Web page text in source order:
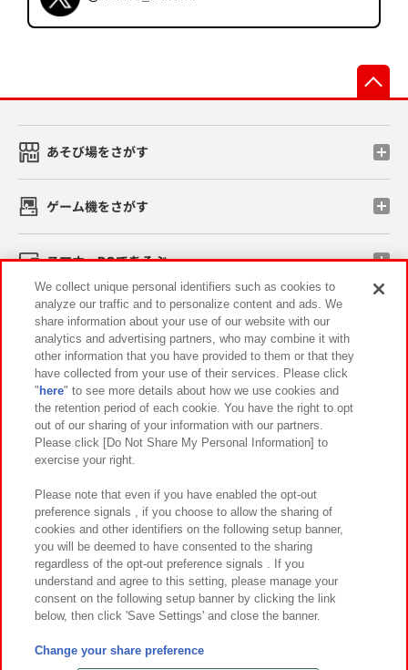
あそび場をさがす
ゲーム機をさがす
スマホ・PCであそぶ
イベント・キャンペーン
関連会社 サステナビリティ サイトポリシー
プライバシーポリシー ウェブアクセシビリティ方針と検証結果
お取引先さまとともに
カスタマーハラスメント対応方針 よくあるご質問・お問い合わせ
©Bandai Namco Amusement Inc.
©Bandai Namco Amusement Lab Inc.
We collect unique personal identifiers such as cookies to
analyze our traffic and to personalize content and ads. We
share information about your use of our website with our
analytics and advertising partners, who may combine it with
other information that you have provided to them or that they
have collected from your use of their services. Please click
" here" to see more details about how we use cookies and
the retention period of each cookie. You have the right to opt
out of our sharing of your information with our partners.
Please click [Do Not Share My Personal Information] to
exercise your right.
Please note that even if you have enabled the opt-out
preference signals , if you choose to allow the sharing of
cookies and other identifiers on the following setup banner,
you will be deemed to have consented to the sharing
regardless of the opt-out preference signals . If you
understand and agree to this setting, please manage your
consent on the following setup banner by clicking the link
below, then click 'Save Settings' and close the banner.
Change your share preference